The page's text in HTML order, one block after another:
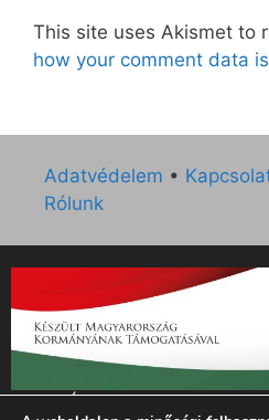
This site uses Akismet to
how your comment data
Adatvédelem •
Rólunk
„Az Új Ember katolikus